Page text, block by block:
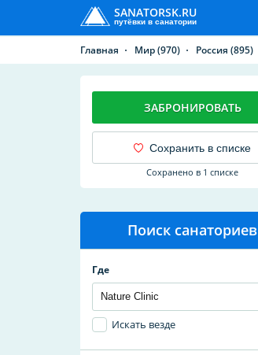
SANATORSK.RU
путёвки в санатории
Главная Мир(970) Россия (895)
ЗАБРОНИРОВАТЬ
Сохранить в списке
Сохранено в 1 списке
Поиск санаториев
Где
Искать везде